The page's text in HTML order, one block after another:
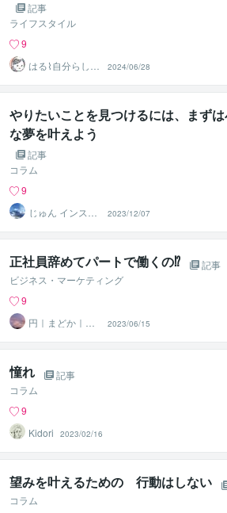
記事
ライフスタイル
9
はる⌇ 自分らしい
生き方デザイン
コーチ
2024/06/28
やりたいことを見つけるには、まずは
な夢を叶えよう
記事
コラム
9
じゅん インスピ
レーションコー
チング
2023/12/07
正社員辞めてパートで働くの⁉
記事
ビジネス・マーケティング
9
円｜まどか｜タ
ロット占い師
2023/06/15
憧れ
記事
コラム
9
Kidori
2023/02/16
望みを叶えるための 行動はしない
コラム